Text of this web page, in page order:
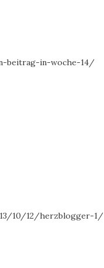
beitrag-in-woche-14/
10/12/herzblogger-1/